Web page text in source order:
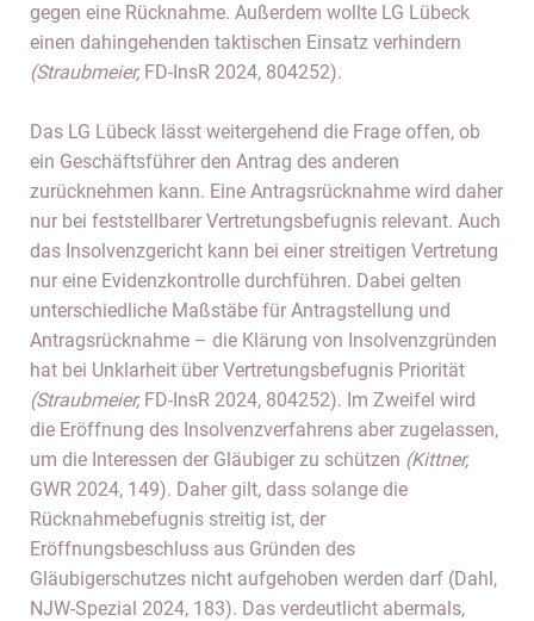
gegen eine Rücknahme. Außerdem wollte LG Lübeck
einen dahingehenden taktischen Einsatz verhindern
(Straubmeier, FD-InsR 2024, 804252).
Das LG Lübeck lässt weitergehend die Frage offen, ob
ein Geschäftsführer den Antrag des anderen
zurücknehmen kann. Eine Antragsrücknahme wird daher
nur bei feststellbarer Vertretungsbefugnis relevant. Auch
das Insolvenzgericht kann bei einer streitigen Vertretung
nur eine Evidenzkontrolle durchführen. Dabei gelten
unterschiedliche Maßstäbe für Antragstellung und
Antragsrücknahme – die Klärung von Insolvenzgründen
hat bei Unklarheit über Vertretungsbefugnis Priorität
(Straubmeier, FD-InsR 2024, 804252). Im Zweifel wird
die Eröffnung des Insolvenzverfahrens aber zugelassen,
um die Interessen der Gläubiger zu schützen (Kittner,
GWR 2024, 149). Daher gilt, dass solange die
Rücknahmebefugnis streitig ist, der
Eröffnungsbeschluss aus Gründen des
Gläubigerschutzes nicht aufgehoben werden darf (Dahl,
NJW-Spezial 2024, 183). Das verdeutlicht abermals,